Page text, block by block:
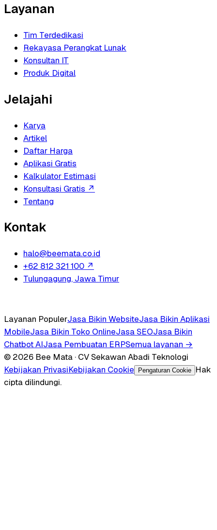
Layanan
Tim Terdedikasi
Rekayasa Perangkat Lunak
Konsultan IT
Produk Digital
Jelajahi
Karya
Artikel
Daftar Harga
Aplikasi Gratis
Kalkulator Estimasi
Konsultasi Gratis ↗
Tentang
Kontak
halo@beemata.co.id
+62 812 321 100 ↗
Tulungagung, Jawa Timur
Layanan PopulerJasa Bikin WebsiteJasa Bikin Aplikasi
MobileJasa Bikin Toko OnlineJasa SEOJasa Bikin
Chatbot AIJasa Pembuatan ERPSemua layanan →
© 2026 Bee Mata · CV Sekawan Abadi Teknologi
Kebijakan PrivasiKebijakan Cookie Pengaturan Cookie
Hak
cipta dilindungi.